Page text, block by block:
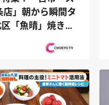
店」朝から瞬間タ
「魚晴」焼き技